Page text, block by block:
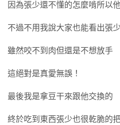
因為張少還不懂的怎麼啃所以
不過不用我說大家也能看出張
雖然咬不到肉但還是不想放手
這絕對是真愛無誤！
最後我是拿豆干來跟他交換的
終於吃到東西張少也很乾脆的